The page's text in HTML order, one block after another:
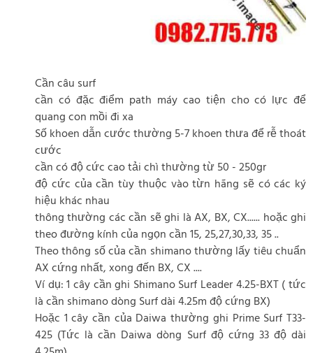
Cần câu surf
cần có đặc điểm path máy cao tiện cho có lực để
quang con mồi đi xa
Số khoen dẫn cước thường 5-7 khoen thưa để rễ thoát
cước
cần có độ cức cao tải chì thường từ 50 - 250gr
độ cức của cần tùy thuộc vào từn hãng sẽ có các ký
hiệu khác nhau
thông thường các cần sẽ ghi là AX, BX, CX...... hoặc ghi
theo đường kính của ngọn cần 15, 25,27,30,33, 35 ..
Theo thông số của cần shimano thường lấy tiêu chuẩn
AX cứng nhất, xong đến BX, CX ....
Ví dụ: 1 cây cần ghi Shimano Surf Leader 4.25-BXT ( tức
là cần shimano dòng Surf dài 4.25m độ cứng BX)
Hoặc 1 cây cần của Daiwa thường ghi Prime Surf T33-
425 (Tức là cần Daiwa dòng Surf độ cứng 33 độ dài